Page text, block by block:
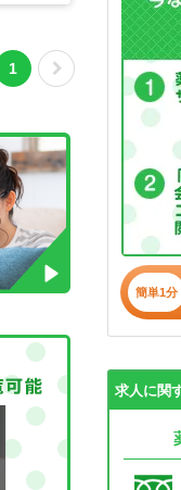
1
簡単1分
求人に関